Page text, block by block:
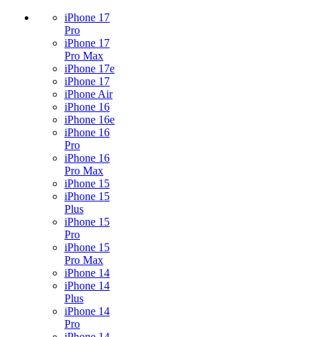
iPhone 17
Pro
iPhone 17
Pro Max
iPhone 17e
iPhone 17
iPhone Air
iPhone 16
iPhone 16e
iPhone 16
Pro
iPhone 16
Pro Max
iPhone 15
iPhone 15
Plus
iPhone 15
Pro
iPhone 15
Pro Max
iPhone 14
iPhone 14
Plus
iPhone 14
Pro